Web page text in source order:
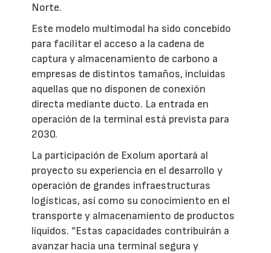
Norte.
Este modelo multimodal ha sido concebido
para facilitar el acceso a la cadena de
captura y almacenamiento de carbono a
empresas de distintos tamaños, incluidas
aquellas que no disponen de conexión
directa mediante ducto. La entrada en
operación de la terminal está prevista para
2030.
La participación de Exolum aportará al
proyecto su experiencia en el desarrollo y
operación de grandes infraestructuras
logísticas, así como su conocimiento en el
transporte y almacenamiento de productos
líquidos. “Estas capacidades contribuirán a
avanzar hacia una terminal segura y